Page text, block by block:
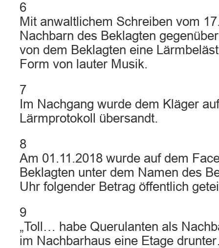
6
Mit anwaltlichem Schreiben vom
Nachbarn des Beklagten
von dem Beklagten eine
Form von lauter Musik.
7
Im Nachgang wurde dem Kläger
Lärmprotokoll übersandt.
8
Am 01.11.2018 wurde auf dem
Beklagten unter dem Namen des
Uhr folgender Betrag öffentlich
9
„Toll… habe Querulanten als
im Nachbarhaus eine Etage